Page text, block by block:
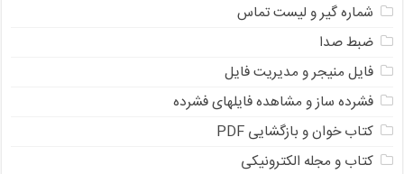
شماره گیر و لیست تماس
ضبط صدا
فایل منیجر و مدیریت فایل
فشرده ساز و مشاهده فایلهای فشرده
کتاب خوان و بازگشایی PDF
کتاب و مجله الکترونیکی